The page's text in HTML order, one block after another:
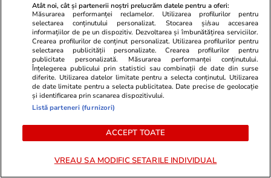
Cine poate retrage banii din
contul unei persoane decedate
Lifestyle 06 aug.
30 de expresii în turcă esențiale
pentru vacanță: de la bazar la
Atât noi, cât și partenerii noștri prelucrăm datele pentru a oferi:
Măsurarea performanței reclamelor. Utilizarea profilurilor pentru
selectarea conținutului personalizat. Stocarea și/sau accesarea
informațiilor de pe un dispozitiv. Dezvoltarea și îmbunătățirea serviciilor.
Crearea profilurilor de conținut personalizat. Utilizarea profilurilor pentru
selectarea publicității personalizate. Crearea profilurilor pentru
publicitate personalizată. Măsurarea performanței conținutului.
Înțelegerea publicului prin statistici sau combinații de date din surse
diferite. Utilizarea datelor limitate pentru a selecta conținutul. Utilizarea
de date limitate pentru a selecta publicitatea. Date precise de geolocație
și identificarea prin scanarea dispozitivului.
Listă parteneri (furnizori)
ACCEPT TOATE
VREAU SA MODIFIC SETARILE INDIVIDUAL